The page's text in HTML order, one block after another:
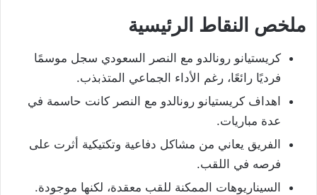
ملخص النقاط الرئيسية
كريستيانو رونالدو مع النصر السعودي سجل موسمًا
فرديًا رائعًا، رغم الأداء الجماعي المتذبذب.
اهداف كريستيانو رونالدو مع النصر كانت حاسمة في
عدة مباريات.
الفريق يعاني من مشاكل دفاعية وتكتيكية أثرت على
فرصه في اللقب.
السيناريوهات الممكنة للقب معقدة، لكنها موجودة.